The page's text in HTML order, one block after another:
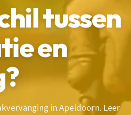
tussen
en
in Apeldoorn. Leer